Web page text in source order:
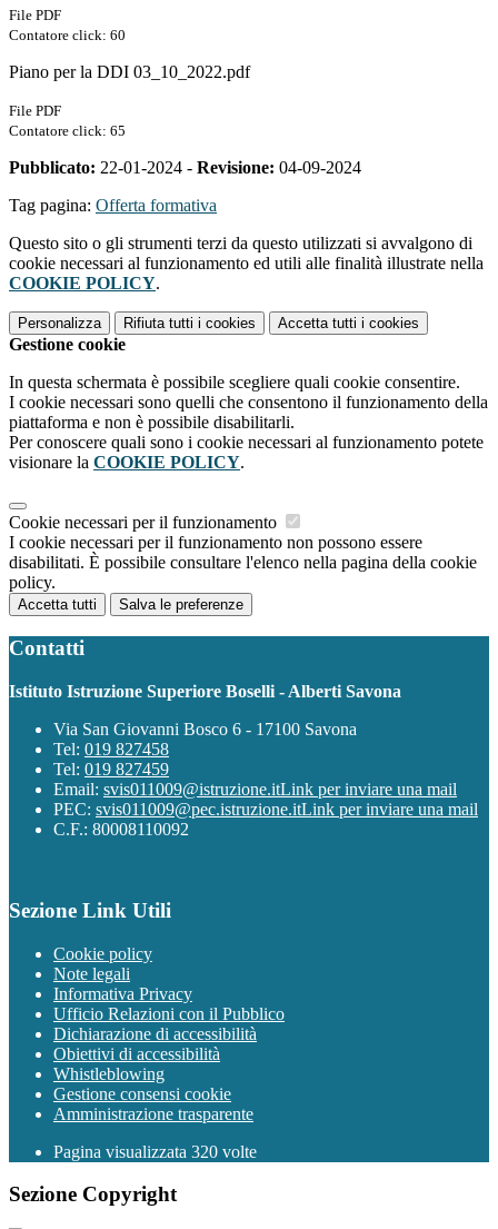
File PDF
Contatore click: 60
Piano per la DDI 03_10_2022.pdf
File PDF
Contatore click: 65
Pubblicato: 22-01-2024 - Revisione: 04-09-2024
Tag pagina: Offerta formativa
Questo sito o gli strumenti terzi da questo utilizzati si avvalgono di
cookie necessari al funzionamento ed utili alle finalità illustrate nella
COOKIE POLICY.
Personalizza Rifiuta tutti i cookies Accetta tutti i cookies
Gestione cookie
In questa schermata è possibile scegliere quali cookie consentire.
I cookie necessari sono quelli che consentono il funzionamento della
piattaforma e non è possibile disabilitarli.
Per conoscere quali sono i cookie necessari al funzionamento potete
visionare la COOKIE POLICY.
Cookie necessari per il funzionamento
I cookie necessari per il funzionamento non possono essere
disabilitati. È possibile consultare l'elenco nella pagina della cookie
policy.
Accetta tutti Salva le preferenze
Contatti
Istituto Istruzione Superiore Boselli - Alberti Savona
Via San Giovanni Bosco 6 - 17100 Savona
Tel: 019 827458
Tel: 019 827459
Email: svis011009@istruzione.itLink per inviare una mail
PEC: svis011009@pec.istruzione.itLink per inviare una mail
C.F.: 80008110092
Sezione Link Utili
Cookie policy
Note legali
Informativa Privacy
Ufficio Relazioni con il Pubblico
Dichiarazione di accessibilità
Obiettivi di accessibilità
Whistleblowing
Gestione consensi cookie
Amministrazione trasparente
Pagina visualizzata 320 volte
Sezione Copyright